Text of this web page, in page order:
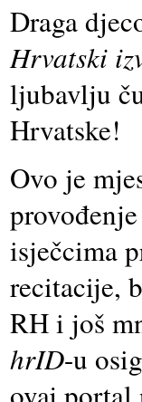
Draga
Hrvatski
ljubavlju
Hrvatske!
Ovo je
isječcima
recitacije,
RH i još
hrID-u